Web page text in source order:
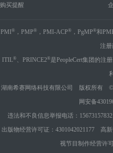
购买提醒
PMI ®，PMP®，PMI-ACP®，PgMP®和
注册
ITIL®、PRINCE2®是PeopleCert集团的注
利
湖南希赛网络科技有限公司 版权所有
网安备
违法和不良信息举报电话：
出版物经营许可证：4301042021177 高
视节目制作经营许